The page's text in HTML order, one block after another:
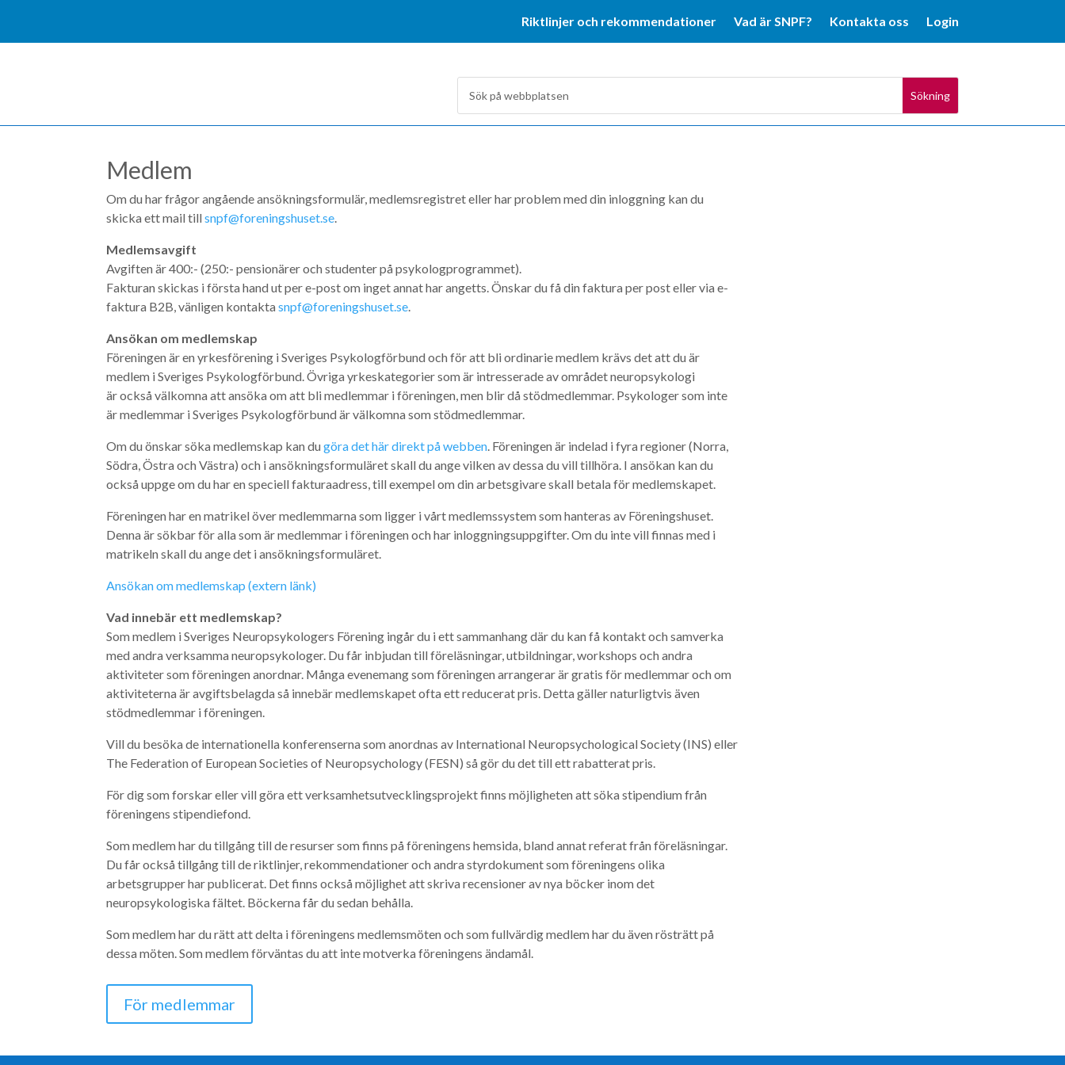
Riktlinjer och rekommendationer Vad är SNPF? Kontakta oss Login
Medlem
Om du har frågor angående ansökningsformulär, medlemsregistret eller har problem med din inloggning kan du
skicka ett mail tillsnpf@foreningshuset.se.
Medlemsavgift
Avgiften är 400:- (250:- pensionärer och studenter på psykologprogrammet).
Fakturan skickas i första hand ut per e-post om inget annat har angetts. Önskar du få din faktura per post eller via e-
faktura B2B, vänligen kontaktasnpf@foreningshuset.se.
Ansökan om medlemskap
Föreningen är en yrkesförening i Sveriges Psykologförbund och för att bli ordinarie medlem krävs det att du är
medlem i Sveriges Psykologförbund. Övriga yrkeskategorier som är intresserade av området neuropsykologi
är också välkomna att ansöka om att bli medlemmar i föreningen, men blir då stödmedlemmar. Psykologer som inte
är medlemmar i Sveriges Psykologförbund är välkomna som stödmedlemmar.
Om du önskar söka medlemskap kan dugöra det här direkt på webben. Föreningen är indelad i fyra regioner (Norra,
Södra, Östra och Västra) och i ansökningsformuläret skall du ange vilken av dessa du vill tillhöra. I ansökan kan du
också uppge om du har en speciell fakturaadress, till exempel om din arbetsgivare skall betala för medlemskapet.
Föreningen har en matrikel över medlemmarna som ligger i vårt medlemssystem som hanteras av Föreningshuset.
Denna är sökbar för alla som är medlemmar i föreningen och har inloggningsuppgifter. Om du inte vill finnas med i
matrikeln skall du ange det i ansökningsformuläret.
Ansökan om medlemskap (extern länk)
Vad innebär ett medlemskap?
Som medlem i Sveriges Neuropsykologers Förening ingår du i ett sammanhang där du kan få kontakt och samverka
med andra verksamma neuropsykologer. Du får inbjudan till föreläsningar, utbildningar, workshops och andra
aktiviteter som föreningen anordnar. Många evenemang som föreningen arrangerar är gratis för medlemmar och om
aktiviteterna är avgiftsbelagda så innebär medlemskapet ofta ett reducerat pris. Detta gäller naturligtvis även
stödmedlemmar i föreningen.
Vill du besöka de internationella konferenserna som anordnas av International Neuropsychological Society (INS) eller
The Federation of European Societies of Neuropsychology (FESN) så gör du det till ett rabatterat pris.
För dig som forskar eller vill göra ett verksamhetsutvecklingsprojekt finns möjligheten att söka stipendium från
föreningens stipendiefond.
Som medlem har du tillgång till de resurser som finns på föreningens hemsida, bland annat referat från föreläsningar.
Du får också tillgång till de riktlinjer, rekommendationer och andra styrdokument som föreningens olika
arbetsgrupper har publicerat. Det finns också möjlighet att skriva recensioner av nya böcker inom det
neuropsykologiska fältet. Böckerna får du sedan behålla.
Som medlem har du rätt att delta i föreningens medlemsmöten och som fullvärdig medlem har du även rösträtt på
dessa möten. Som medlem förväntas du att inte motverka föreningens ändamål.
För medlemmar